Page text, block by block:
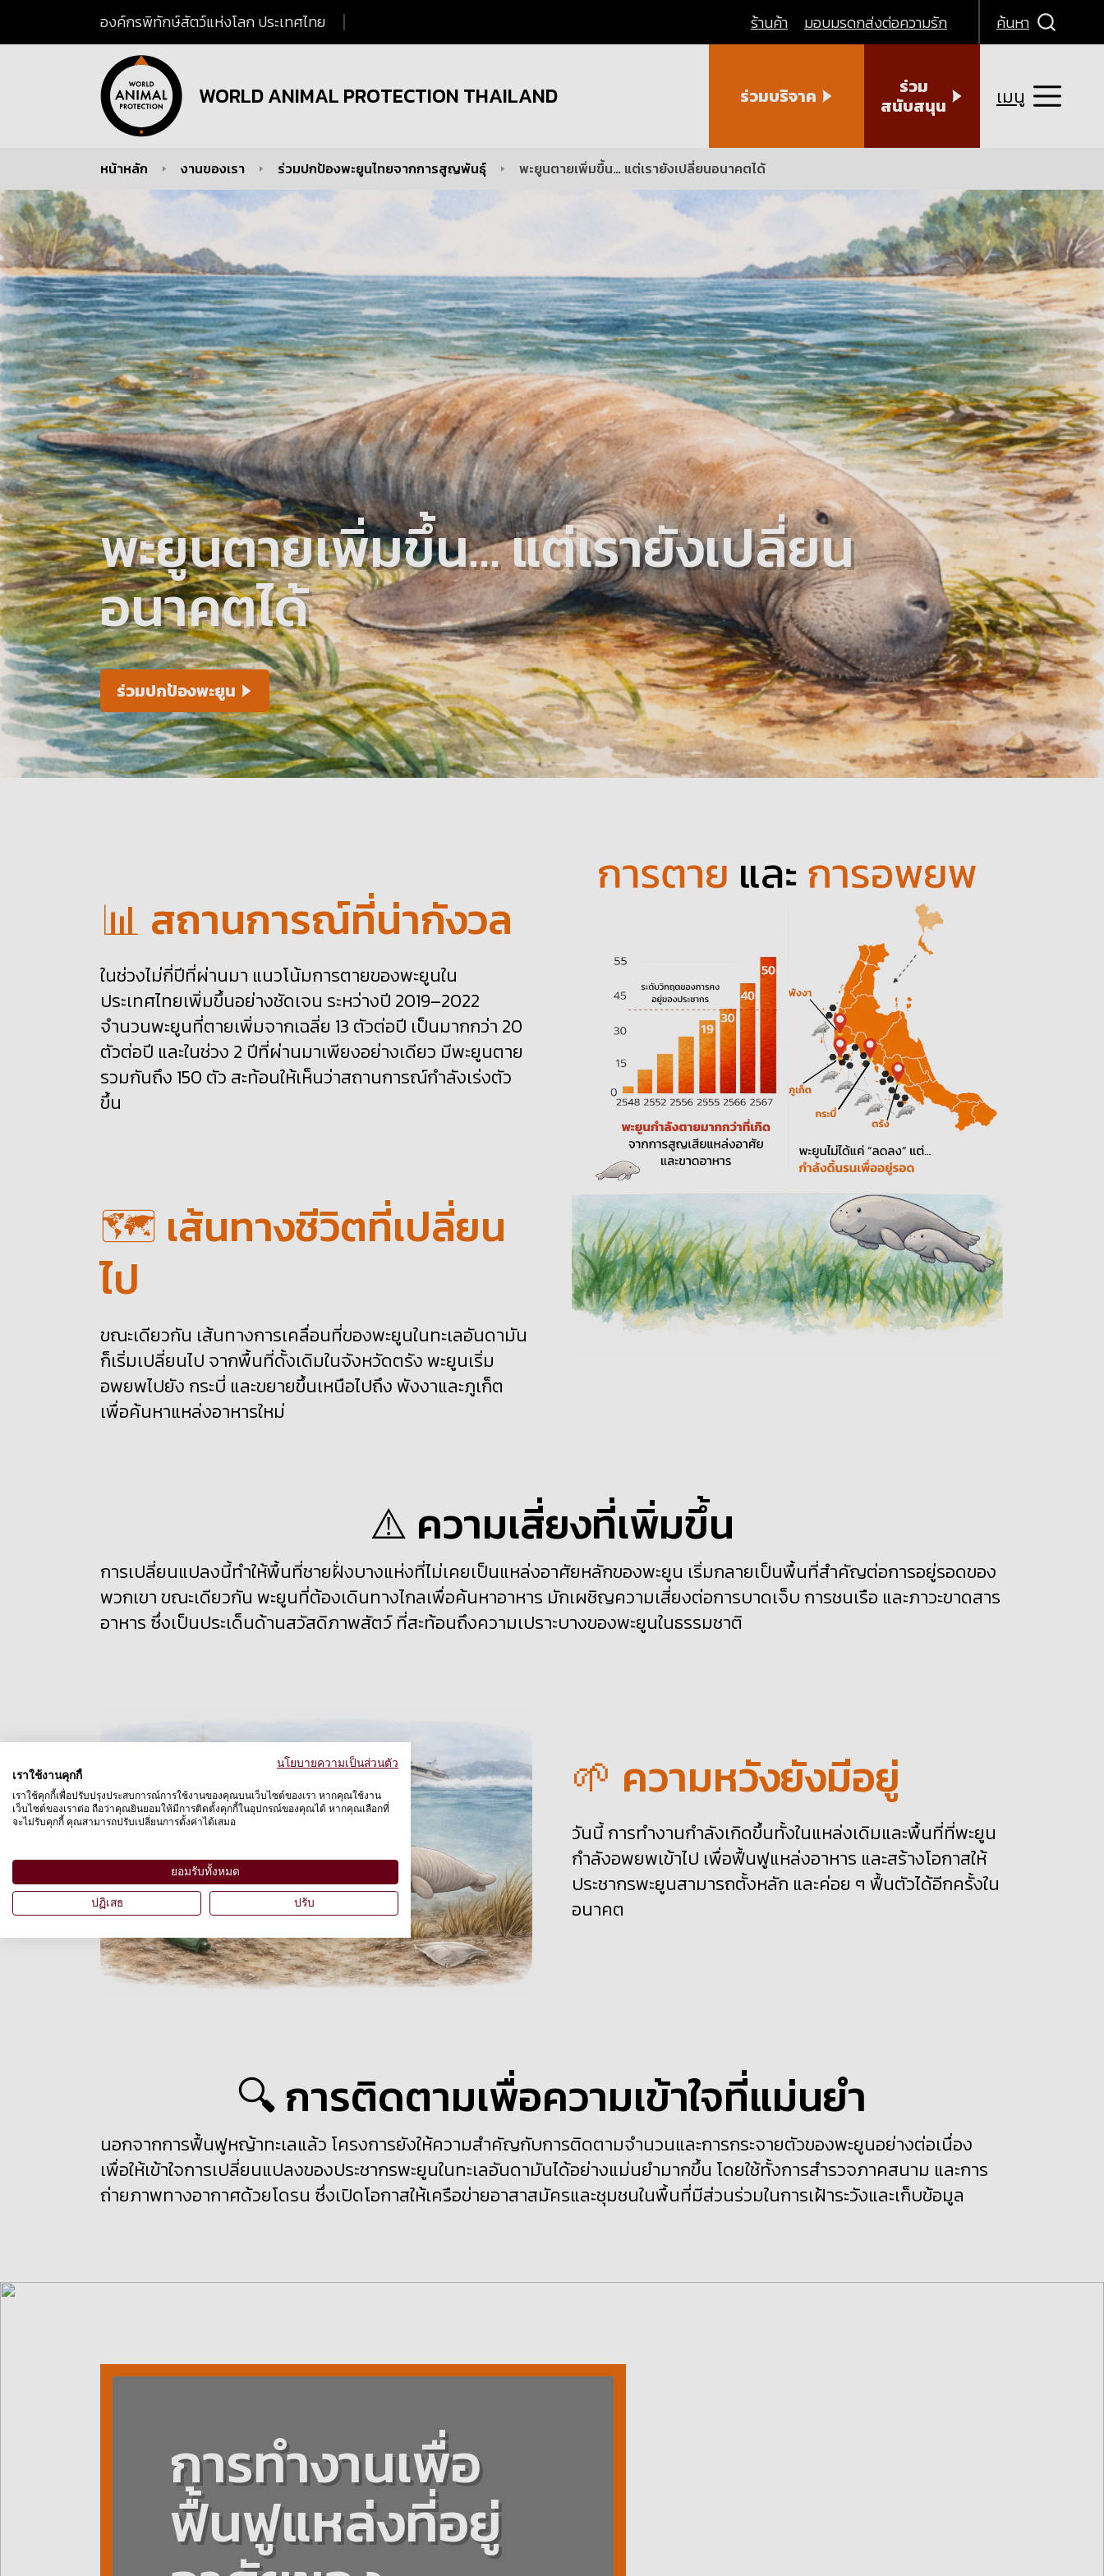
องค์กรพิทักษ์สัตว์แห่งโลก ประเทศไทย
WORLD ANIMAL PROTECTION THAILAND
ร้านค้า มอบมรดกส่งต่อความรัก ค้นหา
ร่วมบริจาค
ร่วม
สนับสนุน
เมนู
You are here:หน้าหลัก งานของเรา ร่วมปกป้องพะยูนไทยจากการสูญพันธุ์ พะยูนตายเพิ่มขึ้น… แต่เรายังเปลี่ยนอนาคตได้
พะยูนตายเพิ่มขึ้น… แต่เรายังเปลี่ยน
อนาคตได้
ร่วมปกป้องพะยูน
📊 สถานการณ์ที่น่ากังวล
ในช่วงไม่กี่ปีที่ผ่านมา แนวโน้มการตายของพะยูนใน
ประเทศไทยเพิ่มขึ้นอย่างชัดเจน ระหว่างปี 2019–2022
จำนวนพะยูนที่ตายเพิ่มจากเฉลี่ย 13 ตัวต่อปี เป็นมากกว่า 20
ตัวต่อปี และในช่วง 2 ปีที่ผ่านมาเพียงอย่างเดียว มีพะยูนตาย
รวมกันถึง 150 ตัว สะท้อนให้เห็นว่าสถานการณ์กำลังเร่งตัว
ขึ้น
🗺️ เส้นทางชีวิตที่เปลี่ยน
ไป
ขณะเดียวกัน เส้นทางการเคลื่อนที่ของพะยูนในทะเลอันดามัน
ก็เริ่มเปลี่ยนไป จากพื้นที่ดั้งเดิมในจังหวัดตรัง พะยูนเริ่ม
อพยพไปยัง กระบี่ และขยายขึ้นเหนือไปถึง พังงาและภูเก็ต
เพื่อค้นหาแหล่งอาหารใหม่
⚠️ ความเสี่ยงที่เพิ่มขึ้น
การเปลี่ยนแปลงนี้ทำให้พื้นที่ชายฝั่งบางแห่งที่ไม่เคยเป็นแหล่งอาศัยหลักของพะยูน เริ่มกลายเป็นพื้นที่สำคัญต่อการอยู่รอดของ
พวกเขา ขณะเดียวกัน พะยูนที่ต้องเดินทางไกลเพื่อค้นหาอาหาร มักเผชิญความเสี่ยงต่อการบาดเจ็บ การชนเรือ และภาวะขาดสาร
อาหาร ซึ่งเป็นประเด็นด้านสวัสดิภาพสัตว์ ที่สะท้อนถึงความเปราะบางของพะยูนในธรรมชาติ
🌱 ความหวังยังมีอยู่
วันนี้ การทำงานกำลังเกิดขึ้นทั้งในแหล่งเดิมและพื้นที่ที่พะยูน
กำลังอพยพเข้าไป เพื่อฟื้นฟูแหล่งอาหาร และสร้างโอกาสให้
ประชากรพะยูนสามารถตั้งหลัก และค่อย ๆ ฟื้นตัวได้อีกครั้งใน
อนาคต
🔍 การติดตามเพื่อความเข้าใจที่แม่นยำ
นอกจากการฟื้นฟูหญ้าทะเลแล้ว โครงการยังให้ความสำคัญกับการติดตามจำนวนและการกระจายตัวของพะยูนอย่างต่อเนื่อง
เพื่อให้เข้าใจการเปลี่ยนแปลงของประชากรพะยูนในทะเลอันดามันได้อย่างแม่นยำมากขึ้น โดยใช้ทั้งการสำรวจภาคสนาม และการ
ถ่ายภาพทางอากาศด้วยโดรน ซึ่งเปิดโอกาสให้เครือข่ายอาสาสมัครและชุมชนในพื้นที่มีส่วนร่วมในการเฝ้าระวังและเก็บข้อมูล
การทำงานเพื่อ
ฟื้นฟูแหล่งที่อยู่
นโยบายความเป็นส่วนตัว
เราใช้งานคุกกี้
เราใช้คุกกี้เพื่อปรับปรุงประสบการณ์การใช้งานของคุณบนเว็บไซต์ของเรา หากคุณใช้งาน
เว็บไซต์ของเราต่อ ถือว่าคุณยินยอมให้มีการติดตั้งคุกกี้ในอุปกรณ์ของคุณได้ หากคุณเลือกที่
จะไม่รับคุกกี้ คุณสามารถปรับเปลี่ยนการตั้งค่าได้เสมอ
ยอมรับทั้งหมด
ปฏิเสธ ปรับ